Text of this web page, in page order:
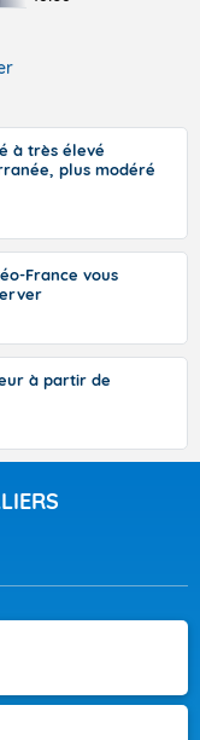
à très élevé
plus modéré
France vous
à partir de